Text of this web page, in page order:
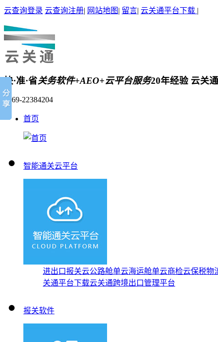
云查询登录 云查询注册| 网站地图 | 留言| 云关通平台下载 |
快·准·省关务软件+AEO+云平台服务20年经验 云关
0769-22384204
首页
智能通关云平台
进出口报关云公路舱单云海运舱单云商检云保税物
关通平台下载云关通跨境出口管理平台
报关软件